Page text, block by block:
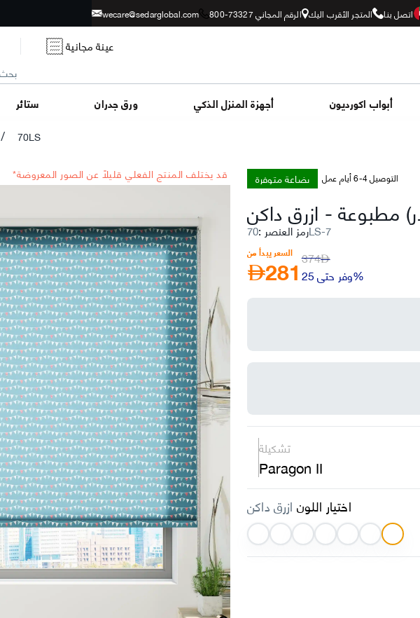
wecare@sedarglobal.com الرقم المجاني 73327-800 المتجر الأقرب اليك اتصل بنا
عينة مجانية
ستائر ورق جدران أجهزة المنزل الذكي أبواب اكورديون
/ 70LS
*قد يختلف المنتج الفعلي قليلاً عن الصور المعروضة بضاعة متوفرة التوصيل 4-6 أيام عمل
مطبوعة- ازرق داكن
رمز العنصر : 70LS-7
السعر يبدأ من
AED281 AED
374
وفر حتى 25%
تشكيلة
Paragon II
اختيار اللون ازرق داكن